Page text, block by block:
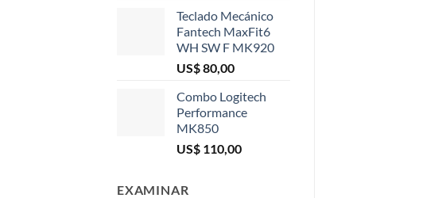
Teclado Mecánico
Fantech MaxFit6
WH SW F MK920
US$80,00
Combo Logitech
Performance
MK850
US$ 110,00
EXAMINAR